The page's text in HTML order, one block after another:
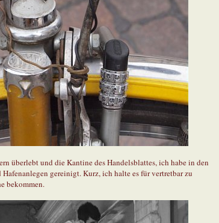
überlebt und die Kantine des Handelsblattes, ich habe in den
Hafenanlegen gereinigt. Kurz, ich halte es für vertretbar zu
bekommen.